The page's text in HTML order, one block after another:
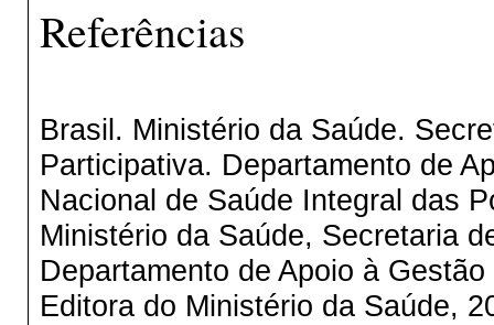
Referências
Brasil. Ministério da Saúde.
Participativa. Departamento de
Nacional de Saúde Integral das
Ministério da Saúde, Secretaria
Departamento de Apoio à
Editora do Ministério da Saúde,